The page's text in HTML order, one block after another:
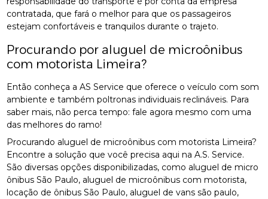
contratada, que fará o melhor para que os passageiros
estejam confortáveis e tranquilos durante o trajeto.
Procurando por aluguel de microônibus
com motorista Limeira?
Então conheça a AS Service que oferece o veículo com som
ambiente e também poltronas individuais reclináveis. Para
saber mais, não perca tempo: fale agora mesmo com uma
das melhores do ramo!
Procurando aluguel de microônibus com motorista Limeira?
Encontre a solução que você precisa aqui na A.S. Service.
São diversas opções disponibilizadas, como aluguel de micro
ônibus São Paulo, aluguel de microônibus com motorista,
locação de ônibus São Paulo, aluguel de vans são paulo,